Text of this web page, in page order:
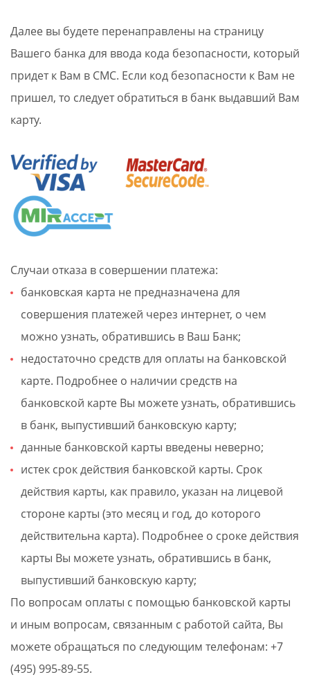
Далее вы будете перенаправлены на страницу
Вашего банка для ввода кода безопасности, который
придет к Вам в СМС. Если код безопасности к Вам не
пришел, то следует обратиться в банк выдавший Вам
карту.
Случаи отказа в совершении платежа:
банковская карта не предназначена для
совершения платежей через интернет, о чем
можно узнать, обратившись в Ваш Банк;
недостаточно средств для оплаты на банковской
карте. Подробнее о наличии средств на
банковской карте Вы можете узнать, обратившись
в банк, выпустивший банковскую карту;
данные банковской карты введены неверно;
истек срок действия банковской карты. Срок
действия карты, как правило, указан на лицевой
стороне карты (это месяц и год, до которого
действительна карта). Подробнее о сроке действия
карты Вы можете узнать, обратившись в банк,
выпустивший банковскую карту;
По вопросам оплаты с помощью банковской карты
и иным вопросам, связанным с работой сайта, Вы
можете обращаться по следующим телефонам: +7
(495) 995-89-55.